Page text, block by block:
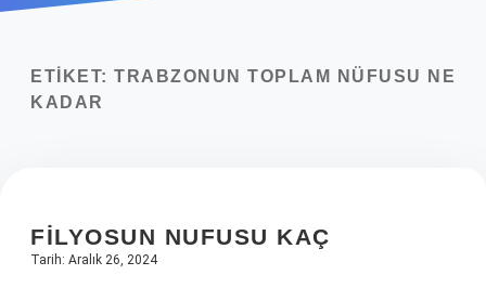
Yasal Uyarı
ETIKET: TRABZONUN TOPLAM NÜFUSU NE
KADAR
FILYOSUN NUFUSU KAÇ
Tarih: Aralık 26, 2024